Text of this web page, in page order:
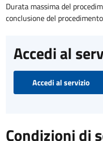
Durata massima del
conclusione del
Accedi al
Accedi al servizio
Condizioni di